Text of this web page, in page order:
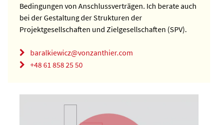
Bedingungen von Anschlussverträgen. Ich berate auch
bei der Gestaltung der Strukturen der
Projektgesellschaften und Zielgesellschaften (SPV).
baralkiewicz@vonzanthier.com
+48 61 858 25 50